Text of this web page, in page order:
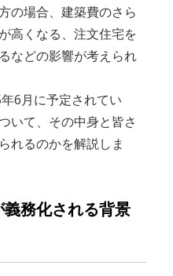
の場合、建築費のさら
高くなる、注文住宅を
などの影響が考えられ
6月に予定されてい
いて、その中身と皆さ
れるのかを解説しま
務化される背景